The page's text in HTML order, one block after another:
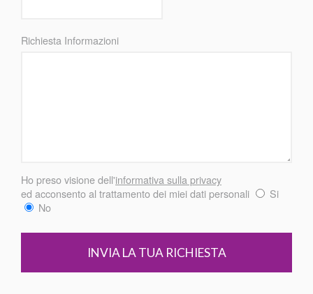
Richiesta Informazioni
Ho preso visione dell'informativa sulla privacy
ed acconsento al trattamento dei miei dati personali
Si
No